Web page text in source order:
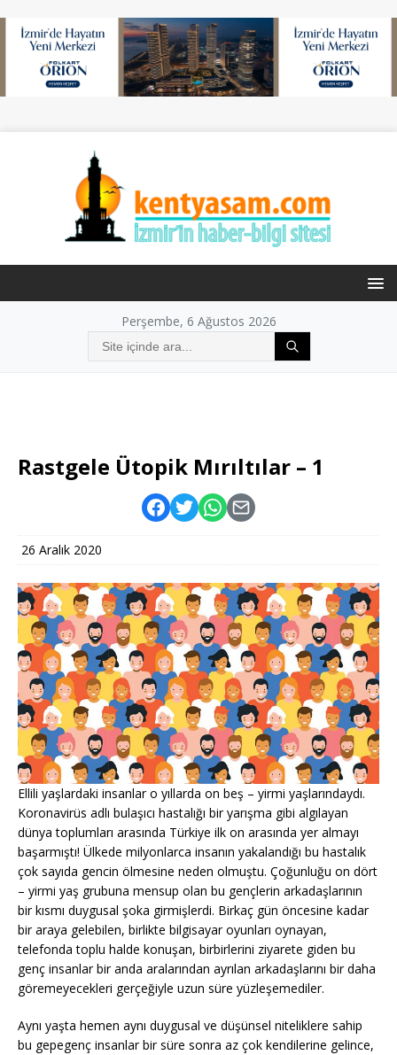
Perşembe, 6 Ağustos 2026
Rastgele Ütopik Mırıltılar – 1
26 Aralık 2020
Ellili yaşlardaki insanlar o yıllarda on beş – yirmi yaşlarındaydı.
Koronavirüs adlı bulaşıcı hastalığı bir yarışma gibi algılayan
dünya toplumları arasında Türkiye ilk on arasında yer almayı
başarmıştı! Ülkede milyonlarca insanın yakalandığı bu hastalık
çok sayıda gencin ölmesine neden olmuştu. Çoğunluğu on dört
– yirmi yaş grubuna mensup olan bu gençlerin arkadaşlarının
bir kısmı duygusal şoka girmişlerdi. Birkaç gün öncesine kadar
bir araya gelebilen, birlikte bilgisayar oyunları oynayan,
telefonda toplu halde konuşan, birbirlerini ziyarete giden bu
genç insanlar bir anda aralarından ayrılan arkadaşlarını bir daha
göremeyecekleri gerçeğiyle uzun süre yüzleşemediler.
Aynı yaşta hemen aynı duygusal ve düşünsel niteliklere sahip
bu gepegenç insanlar bir süre sonra az çok kendilerine gelince,